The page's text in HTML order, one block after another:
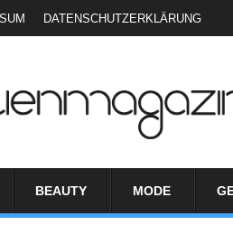
DATENSCHUTZERKLÄRUNG
BEAUTY MODE